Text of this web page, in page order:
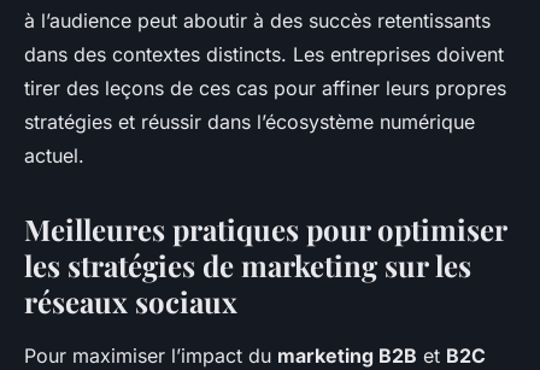
à l’audience peut aboutir à des succès retentissants
dans des contextes distincts. Les entreprises doivent
tirer des leçons de ces cas pour affiner leurs propres
stratégies et réussir dans l’écosystème numérique
actuel.
Meilleures pratiques pour optimiser
les stratégies de marketing sur les
réseaux sociaux
Pour maximiser l’impact du marketing B2B et B2C